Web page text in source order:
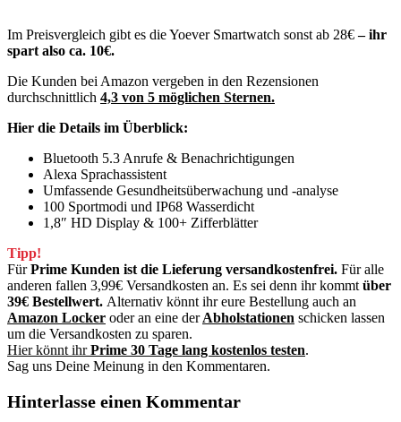
Im Preisvergleich gibt es die Yoever Smartwatch sonst ab 28€– ihr
spart also ca. 10€.
Die Kunden bei Amazon vergeben in den Rezensionen
durchschnittlich 4,3 von 5 möglichen Sternen.
Hier die Details im Überblick:
Bluetooth 5.3 Anrufe & Benachrichtigungen
Alexa Sprachassistent
Umfassende Gesundheitsüberwachung und -analyse
100 Sportmodi und IP68 Wasserdicht
1,8″ HD Display & 100+ Zifferblätter
Tipp!
FürPrime Kunden ist die Lieferung versandkostenfrei. Für alle
anderen fallen 3,99€ Versandkosten an. Es sei denn ihr kommt über
39€ Bestellwert. Alternativ könnt ihr eure Bestellung auch an
Amazon Locker oder an eine der Abholstationen schicken lassen
um die Versandkosten zu sparen.
Hier könnt ihrPrime 30 Tage lang kostenlos testen.
Sag uns Deine Meinung in den Kommentaren.
Hinterlasse einen Kommentar